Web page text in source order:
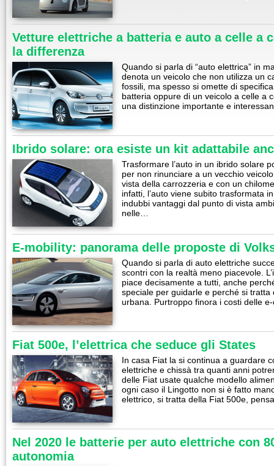
Vetture elettriche a batteria e auto a celle a
la differenza
Quando si parla di “auto elettrica” in
denota un veicolo che non utilizza un
fossili, ma spesso si omette di
batteria oppure di un veicolo a celle a
una distinzione importante e
Ibrido solare: ora esiste un kit adattabile
Trasformare l’auto in un ibrido solare
per non rinunciare a un vecchio
vista della carrozzeria e con un
infatti, l’auto viene subito trasformata
indubbi vantaggi dal punto di vista
nelle…
E-mobility: panorama delle proposte di
Quando si parla di auto elettriche
scontri con la realtà meno piacevole.
piace decisamente a tutti, anche
speciale per guidarle e perché si
urbana. Purtroppo finora i costi delle
Fiat 500e, l’elettrica che seduce gli States
In casa Fiat la si continua a guardare
elettriche e chissà tra quanti anni
delle Fiat usate qualche modello
ogni caso il Lingotto non si è fatto
elettrico, si tratta della Fiat 500e,
Nel 2020 le batterie per auto elettriche con
autonomia